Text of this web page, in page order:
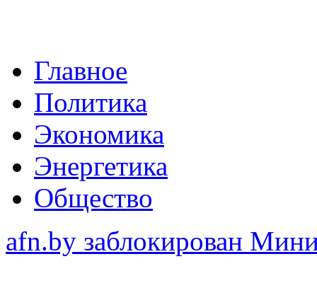
Главное
Политика
Экономика
Энергетика
Общество
afn.by заблокирован